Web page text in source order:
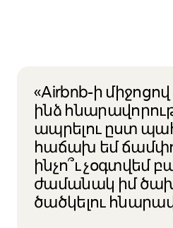
«Airbnb-ի միջոցով
ինձ
ապրելու ըստ
հաճախ եմ
ինչո՞ւ չօգտվեմ
ժամանակ իմ
ծածկելու